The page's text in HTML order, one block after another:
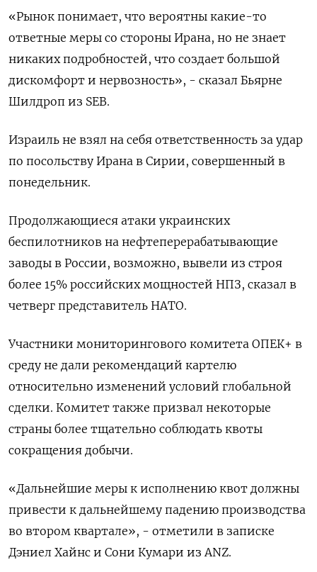
«Рынок понимает, что вероятны какие-то
ответные меры со стороны Ирана, но не знает
никаких подробностей, что создает большой
дискомфорт и нервозность», - сказал Бьярне
Шилдроп из SEB.
Израиль не взял на себя ответственность за удар
по посольству Ирана в Сирии, совершенный в
понедельник.
Продолжающиеся атаки украинских
беспилотников на нефтеперерабатывающие
заводы в России, возможно, вывели из строя
более 15% российских мощностей НПЗ, сказал в
четверг представитель НАТО.
Участники мониторингового комитета ОПЕК+ в
среду не дали рекомендаций картелю
относительно изменений условий глобальной
сделки. Комитет также призвал некоторые
страны более тщательно соблюдать квоты
сокращения добычи.
«Дальнейшие меры к исполнению квот должны
привести к дальнейшему падению производства
во втором квартале», - отметили в записке
Дэниел Хайнс и Сони Кумари из ANZ.